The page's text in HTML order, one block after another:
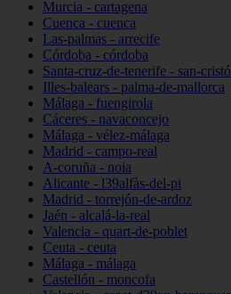
Murcia - cartagena
Cuenca - cuenca
Las-palmas - arrecife
Córdoba - córdoba
Santa-cruz-de-tenerife - san-
Illes-balears - palma-de-mallorca
Málaga - fuengirola
Cáceres - navaconcejo
Málaga - vélez-málaga
Madrid - campo-real
A-coruña - noia
Alicante - l39alfàs-del-pi
Madrid - torrejón-de-ardoz
Jaén - alcalá-la-real
Valencia - quart-de-poblet
Ceuta - ceuta
Málaga - málaga
Castellón - moncofa